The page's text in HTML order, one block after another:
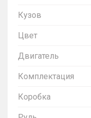
Кузов
Цвет
Двигатель
Комплектация
Коробка